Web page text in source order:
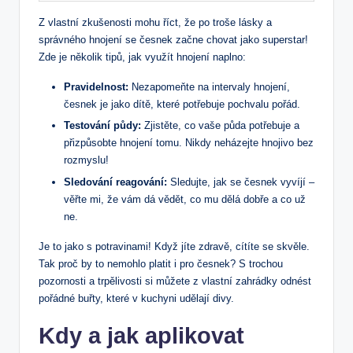
Z vlastní zkušenosti mohu říct, že po troše lásky a
správného hnojení se česnek začne chovat jako superstar!
Zde je několik tipů, jak využít hnojení naplno:
Pravidelnost: Nezapomeňte na intervaly hnojení,
česnek je jako dítě, které potřebuje pochvalu pořád.
Testování půdy: Zjistěte, co vaše půda potřebuje a
přizpůsobte hnojení tomu. Nikdy neházejte hnojivo bez
rozmyslu!
Sledování reagování: Sledujte, jak se česnek vyvíjí –
věřte mi, že vám dá vědět, co mu dělá dobře a co už
ne.
Je to jako s potravinami! Když jíte zdravě, cítíte se skvěle.
Tak proč by to nemohlo platit i pro česnek? S trochou
pozornosti a trpělivosti si můžete z vlastní zahrádky odnést
pořádné buřty, které v kuchyni udělají divy.
Kdy a jak aplikovat